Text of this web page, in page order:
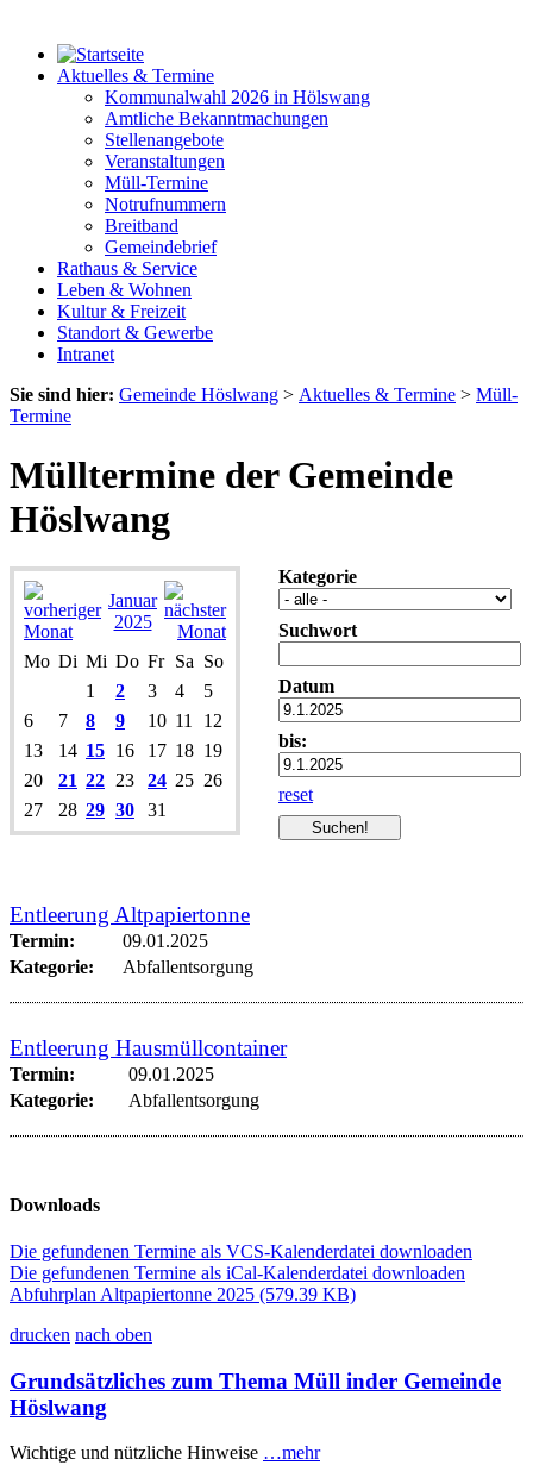
Aktuelles & Termine
Kommunalwahl 2026 in Hölswang
Amtliche Bekanntmachungen
Stellenangebote
Veranstaltungen
Müll-Termine
Notrufnummern
Breitband
Gemeindebrief
Rathaus & Service
Leben & Wohnen
Kultur & Freizeit
Standort & Gewerbe
Intranet
Sie sind hier: Gemeinde Höslwang > Aktuelles & Termine > Müll-
Termine
Mülltermine der Gemeinde
Höslwang
Januar
2025
Mo Di Mi Do Fr Sa So
1
2 3 4
5
6
7 8 9 10 11
12
13
14 15 16 17 18 19
20
21 22 23 24 25 26
27
28 29 30 31
Kategorie
Suchwort
Datum
bis:
reset
Entleerung Altpapiertonne
Termin:
09.01.2025
Kategorie:
Abfallentsorgung
Entleerung Hausmüllcontainer
Termin:
09.01.2025
Kategorie:
Abfallentsorgung
Downloads
Die gefundenen Termine als VCS-Kalenderdatei downloaden
Die gefundenen Termine als iCal-Kalenderdatei downloaden
Abfuhrplan Altpapiertonne 2025 (579.39 KB)
drucken nach oben
Grundsätzliches zum Thema Müll inder Gemeinde
Höslwang
Wichtige und nützliche Hinweise …mehr